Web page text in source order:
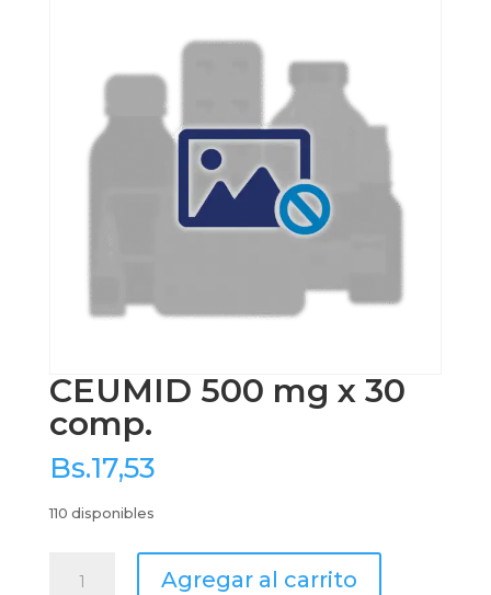
CEUMID 500 mg x 30
comp.
Bs.17,53
110 disponibles
Agregar al carrito